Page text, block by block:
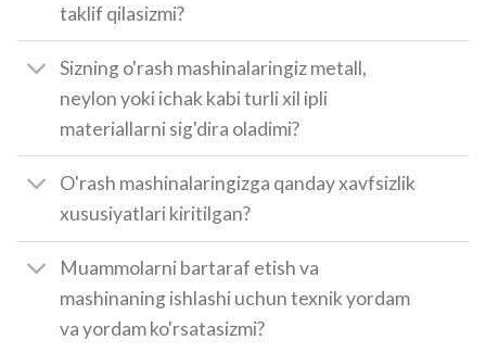
taklif qilasizmi?
Sizning o'rash mashinalaringiz metall,
neylon yoki ichak kabi turli xil ipli
materiallarni sig'dira oladimi?
O'rash mashinalaringizga qanday xavfsizlik
xususiyatlari kiritilgan?
Muammolarni bartaraf etish va
mashinaning ishlashi uchun texnik yordam
va yordam ko'rsatasizmi?